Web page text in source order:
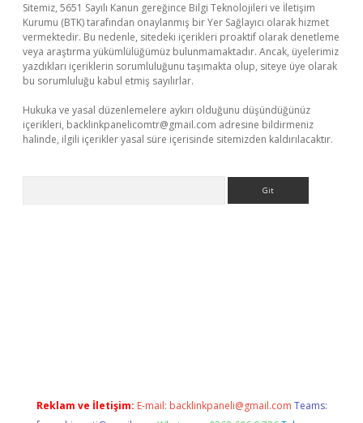
Sitemiz, 5651 Sayılı Kanun gereğince Bilgi Teknolojileri ve İletişim
Kurumu (BTK) tarafından onaylanmış bir Yer Sağlayıcı olarak hizmet
vermektedir. Bu nedenle, sitedeki içerikleri proaktif olarak denetleme
veya araştırma yükümlülüğümüz bulunmamaktadır. Ancak, üyelerimiz
yazdıkları içeriklerin sorumluluğunu taşımakta olup, siteye üye olarak
bu sorumluluğu kabul etmiş sayılırlar.
Hukuka ve yasal düzenlemelere aykırı olduğunu düşündüğünüz
içerikleri, backlinkpanelicomtr@gmail.com adresine bildirmeniz
halinde, ilgili içerikler yasal süre içerisinde sitemizden kaldırılacaktır.
Reklam ve İletişim: E-mail: backlinkpaneli@gmail.com Teams: